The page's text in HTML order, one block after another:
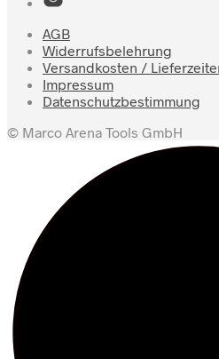
AGB
Widerrufsbelehrung
Versandkosten /
Impressum
Datenschutzbestimmung
© Marco Arena Tools GmbH